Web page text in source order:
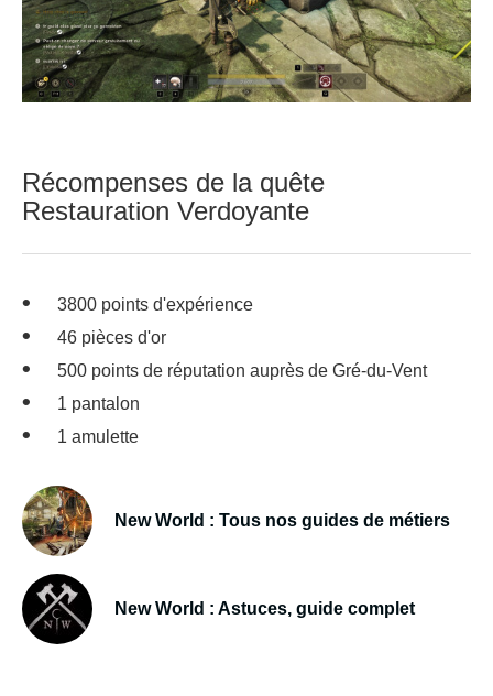
Récompenses de la quête
Restauration Verdoyante
3800 points d'expérience
46 pièces d'or
500 points de réputation auprès de Gré-du-Vent
1 pantalon
1 amulette
New World : Tous nos guides de métiers
New World : Astuces, guide complet